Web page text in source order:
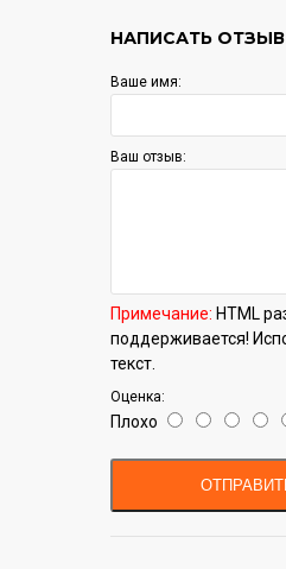
НАПИСАТЬ ОТЗЫВ
Ваше имя:
Ваш отзыв:
Примечание: HTML
поддерживается!
текст.
Оценка:
Плохо